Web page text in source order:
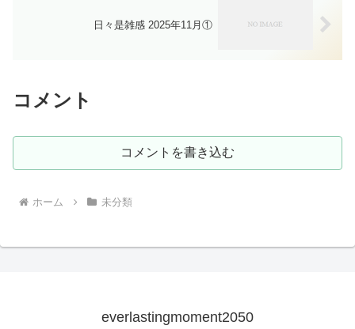
日々是雑感 2025年11月①
コメント
コメントを書き込む
ホーム 未分類
everlastingmoment2050